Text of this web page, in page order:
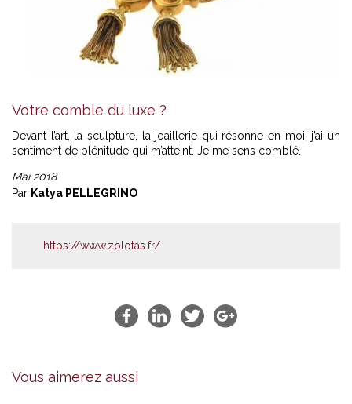
Votre comble du luxe ?
Devant l’art, la sculpture, la joaillerie qui résonne en moi, j’ai un
sentiment de plénitude qui m’atteint. Je me sens comblé.
Mai 2018
Par Katya PELLEGRINO
https://www.zolotas.fr/
Vous aimerez aussi